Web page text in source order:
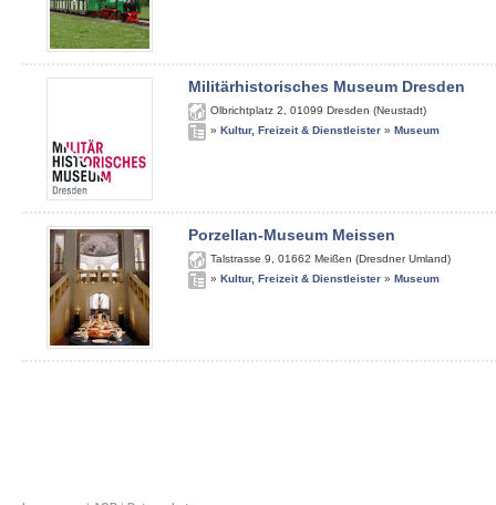
Militärhistorisches Museum Dresden
Olbrichtplatz 2 01099 Dresden (Neustadt)
» Kultur, Freizeit & Dienstleister » Museum
Porzellan-Museum Meissen
Talstrasse 9 01662 Meißen (Dresdner Umland)
» Kultur, Freizeit & Dienstleister » Museum